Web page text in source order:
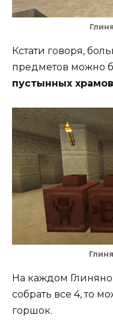
Кстати говоря,
предметов можно
пустынных храмов
На каждом
собрать все 4, то
горшок.